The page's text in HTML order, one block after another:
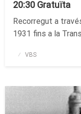
20:30 Gratuïta
Recorregut a
1931 fins a la
Publicado
VBS